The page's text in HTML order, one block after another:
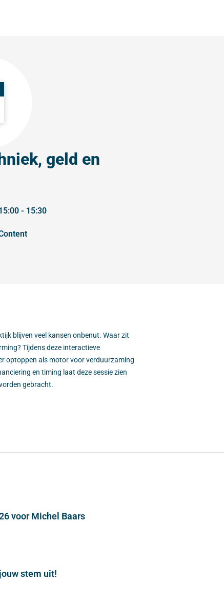
geld en
- 15:30
content
blijven veel kansen onbenut. Waar zit
Tijdens deze interactieve
optoppen als motor voor verduurzaming
en timing laat deze sessie zien
gebracht.
voor Michel Baars
stem uit!